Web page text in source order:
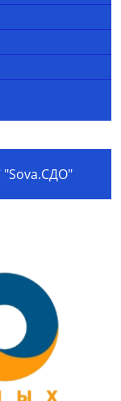
"Sova.СДО"